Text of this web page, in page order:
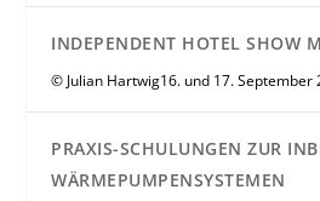
INDEPENDENT HOTEL SHOW
© Julian Hartwig16. und 17. September
PRAXIS-SCHULUNGEN ZUR
WÄRMEPUMPENSYSTEMEN